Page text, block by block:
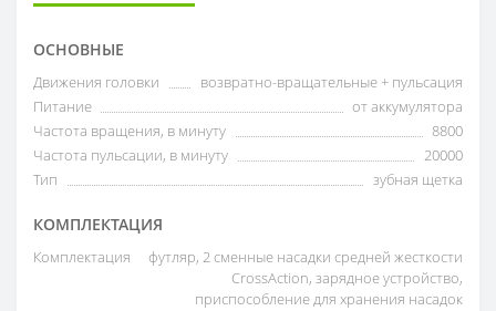
ОСНОВНЫЕ
Движения головки
возвратно-вращательные + пульсация
Питание
от аккумулятора
Частота вращения, в минуту
8800
Частота пульсации, в минуту
20000
Тип
зубная щетка
КОМПЛЕКТАЦИЯ
Комплектация
футляр, 2 сменные насадки средней жесткости
CrossAction, зарядное устройство,
приспособление для хранения насадок